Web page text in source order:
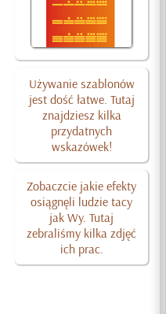
Używanie szablonów
jest dość łatwe. Tutaj
znajdziesz kilka
przydatnych
wskazówek!
Zobaczcie jakie efekty
osiągnęli ludzie tacy
jak Wy. Tutaj
zebraliśmy kilka zdjęć
ich prac.